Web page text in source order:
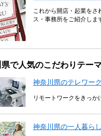
これから開店・起業をさ
ス・事務所をご紹介しま
で人気のこだわりテー
神奈川県のテレワー
リモートワークをきっか
神奈川県の一人暮ら